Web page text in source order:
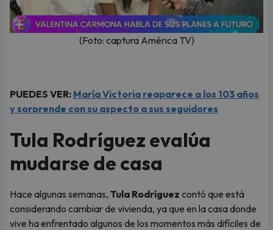
(Foto: captura América TV)
PUEDES VER: María Victoria reaparece a los 103 años
y sorprende con su aspecto a sus seguidores
Tula Rodríguez evalúa
mudarse de casa
Hace algunas semanas, Tula Rodríguez contó que está
considerando cambiar de vivienda, ya que en la casa donde
vive ha enfrentado algunos de los momentos más difíciles de